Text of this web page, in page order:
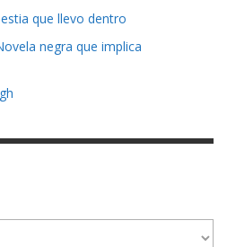
que llevo dentro
negra que implica